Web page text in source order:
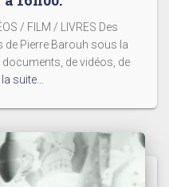
/ FILM / LIVRES Des
Pierre Barouh sous la
de vidéos, de
suite…